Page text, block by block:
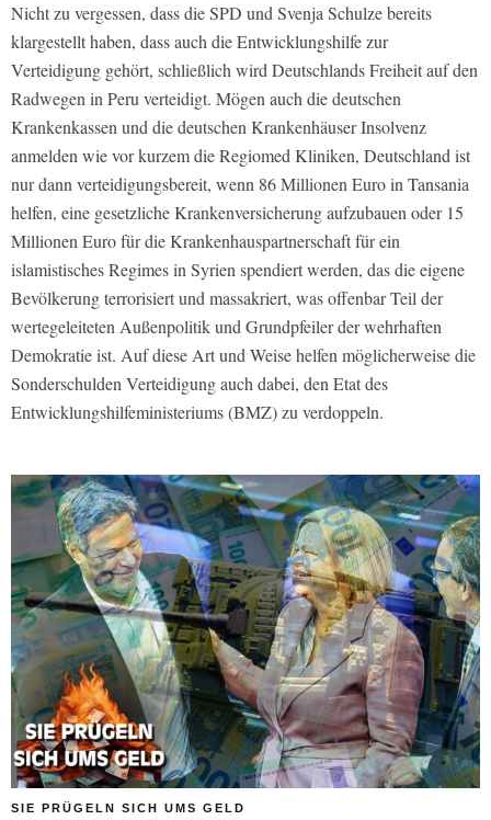
Nicht zu vergessen, dass die SPD und Svenja Schulze bereits
klargestellt haben, dass auch die Entwicklungshilfe zur
Verteidigung gehört, schließlich wird Deutschlands Freiheit auf den
Radwegen in Peru verteidigt. Mögen auch die deutschen
Krankenkassen und die deutschen Krankenhäuser Insolvenz
anmelden wie vor kurzem die Regiomed Kliniken, Deutschland ist
nur dann verteidigungsbereit, wenn 86 Millionen Euro in Tansania
helfen, eine gesetzliche Krankenversicherung aufzubauen oder 15
Millionen Euro für die Krankenhauspartnerschaft für ein
islamistisches Regimes in Syrien spendiert werden, das die eigene
Bevölkerung terrorisiert und massakriert, was offenbar Teil der
wertegeleiteten Außenpolitik und Grundpfeiler der wehrhaften
Demokratie ist. Auf diese Art und Weise helfen möglicherweise die
Sonderschulden Verteidigung auch dabei, den Etat des
Entwicklungshilfeministeriums (BMZ) zu verdoppeln.
SIE PRÜGELN SICH UMS GELD